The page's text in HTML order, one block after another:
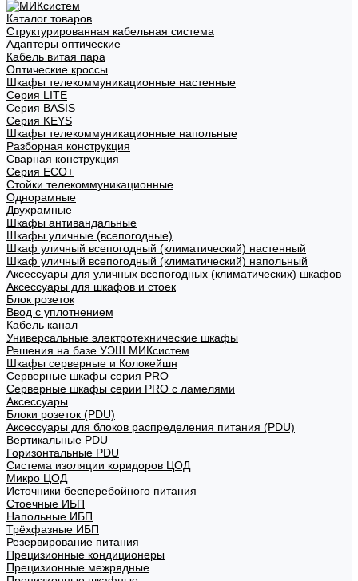
Каталог товаров
Структурированная кабельная система
Адаптеры оптические
Кабель витая пара
Оптические кроссы
Шкафы телекоммуникационные настенные
Cерия LITE
Cерия BASIS
Cерия KEYS
Шкафы телекоммуникационные напольные
Разборная конструкция
Сварная конструкция
Серия ECO+
Стойки телекоммуникационные
Однорамные
Двухрамные
Шкафы антивандальные
Шкафы уличные (всепогодные)
Шкаф уличный всепогодный (климатический) настенный
Шкаф уличный всепогодный (климатический) напольный
Аксессуары для уличных всепогодных (климатических) шкафов
Аксессуары для шкафов и стоек
Блок розеток
Ввод с уплотнением
Кабель канал
Универсальные электротехнические шкафы
Решения на базе УЭШ МИКсистем
Шкафы серверные и Колокейшн
Серверные шкафы серия PRO
Серверные шкафы серии PRO с ламелями
Аксессуары
Блоки розеток (PDU)
Аксессуары для блоков распределения питания (PDU)
Вертикальные PDU
Горизонтальные PDU
Система изоляции коридоров ЦОД
Микро ЦОД
Источники бесперебойного питания
Стоечные ИБП
Напольные ИБП
Трёхфазные ИБП
Резервирование питания
Прецизионные кондиционеры
Прецизионные межрядные